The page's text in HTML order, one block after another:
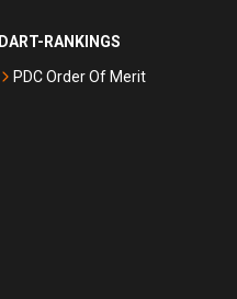
DART-RANKINGS
PDC Order Of Merit